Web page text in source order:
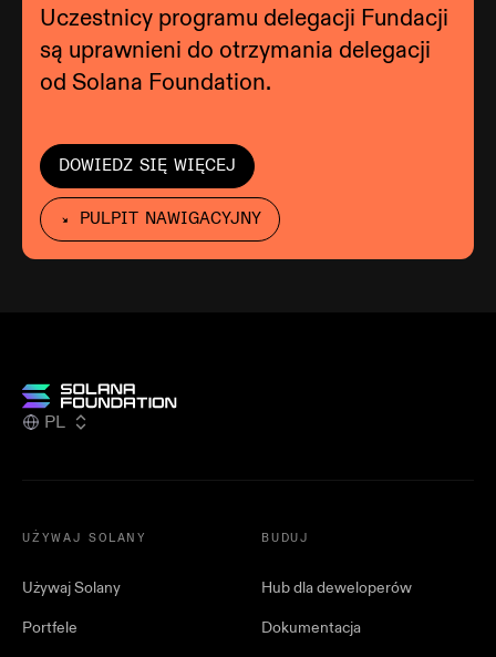
Uczestnicy programu delegacji Fundacji
są uprawnieni do otrzymania delegacji
od Solana Foundation.
DOWIEDZ SIĘ WIĘCEJ
PULPIT NAWIGACYJNY
PL
UŻYWAJ SOLANY
Używaj Solany
Portfele
BUDUJ
Hub dla deweloperów
Dokumentacja